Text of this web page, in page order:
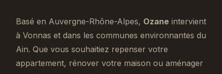
Basé en Auvergne-Rhône-Alpes, Ozane intervient
à Vonnas et dans les communes environnantes du
Ain. Que vous souhaitiez repenser votre
appartement, rénover votre maison ou aménager